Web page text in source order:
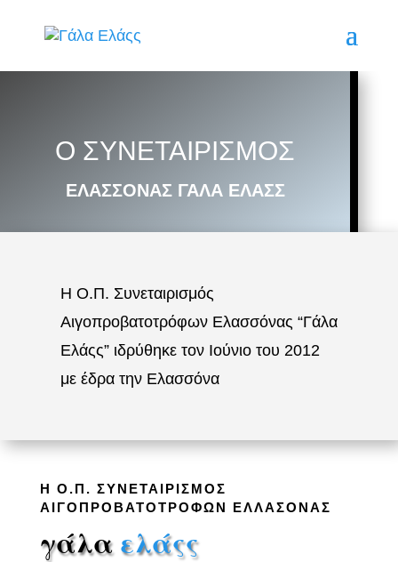
Ο ΣΥΝΕΤΑΙΡΙΣΜΌΣ
ΕΛΑΣΣΟΝΑΣ ΓΑΛΑ ΕΛΑΣΣ
Η Ο.Π. Συνεταιρισμός
Αιγοπροβατοτρόφων Ελασσόνας “Γάλα
Ελάςς” ιδρύθηκε τον Ιούνιο του 2012
με έδρα την Ελασσόνα
Η Ο.Π. ΣΥΝΕΤΑΙΡΙΣΜΟΣ
ΑΙΓΟΠΡΟΒΑΤΟΤΡΟΦΩΝ ΕΛΛΑΣΟΝΑΣ
γάλα ελάςς